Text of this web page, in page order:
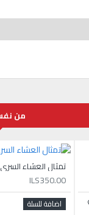
من
تمثال العشاء السري
ILS350.00
اضافة للسلة